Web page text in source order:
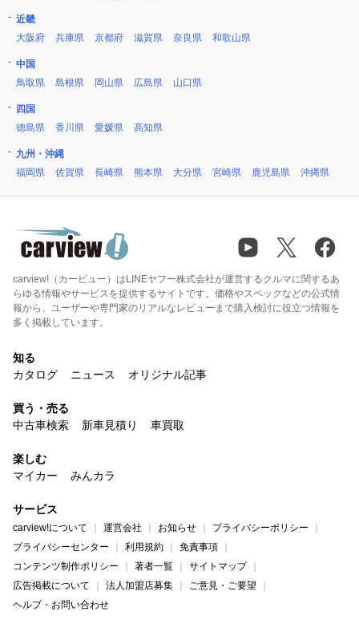
近畿
大阪府
兵庫県 京都府 滋賀県 奈良県 和歌山県
中国
鳥取県
島根県 岡山県 広島県 山口県
四国
徳島県
香川県 愛媛県 高知県
九州・沖縄
福岡県
佐賀県 長崎県 熊本県 大分県 宮崎県 鹿児島県 沖縄県
carview!（カービュー）はLINEヤフー株式会社が運営するクルマに関するあ
らゆる情報やサービスを提供するサイトです。価格やスペックなどの公式情
報から、ユーザーや専門家のリアルなレビューまで購入検討に役立つ情報を
多く掲載しています。
知る
カタログ
ニュース オリジナル記事
買う・売る
中古車検索
新車見積り 車買取
楽しむ
マイカー
みんカラ
サービス
carview!について 運営会社 お知らせ
プライバシーポリシー
プライバシーセンター
利用規約
免責事項
コンテンツ制作ポリシー
著者一覧
サイトマップ
広告掲載について
法人加盟店募集
ご意見・ご要望
ヘルプ・お問い合わせ